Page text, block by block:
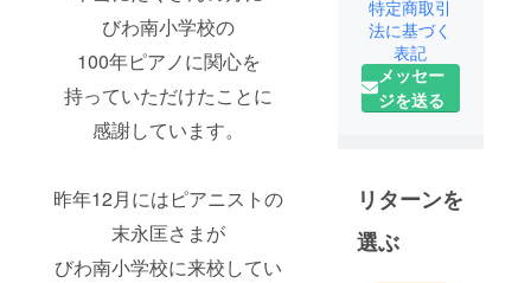
びわ南小学校の
100年ピアノに関心を
持っていただけたことに
感謝しています。
昨年12月にはピアニストの
末永匡さまが
びわ南小学校に来校してい
ドイツ製ピ
アノ「フォ
イリッヒ」
がありま
す。
創立150周年
記念イベン
トに合わせ
特定商取引
法に基づく
表記
メッセー
ジを送る
リターンを
選ぶ